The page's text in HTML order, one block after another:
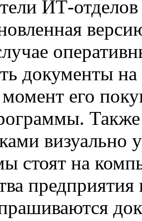
ИТ-
документы
его
визуально
стоят на